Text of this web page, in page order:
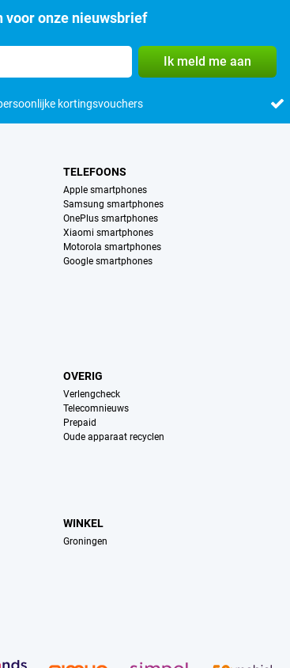
voor onze nieuwsbrief
Ik meld me aan
kortingsvouchers
TELEFOONS
Apple smartphones
Samsung smartphones
OnePlus smartphones
Xiaomi smartphones
Motorola smartphones
Google smartphones
OVERIG
Verlengcheck
Telecomnieuws
Prepaid
Oude apparaat recyclen
WINKEL
Groningen